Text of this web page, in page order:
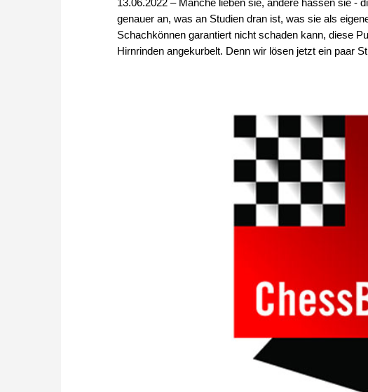
genauer an, was an Studien dran ist, was sie als
Schachkönnen garantiert nicht schaden kann, diese
Hirnrinden angekurbelt. Denn wir lösen jetzt ein paar